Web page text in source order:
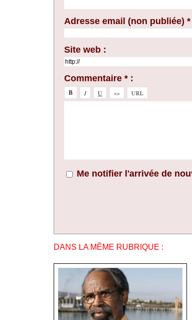
Adresse email (non publiée) *
Site web :
Commentaire * :
Me notifier l'arrivée de
DANS LA MÊME RUBRIQUE :